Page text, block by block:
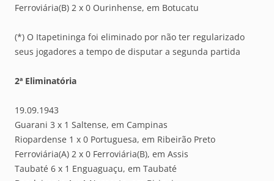
Ferroviária(B) 2 x 0 Ourinhense, em Botucatu
(*) O Itapetininga foi eliminado por não ter regularizado
seus jogadores a tempo de disputar a segunda partida
2ª Eliminatória
19.09.1943
Guarani 3 x 1 Saltense, em Campinas
Riopardense 1 x 0 Portuguesa, em Ribeirão Preto
Ferroviária(A) 2 x 0 Ferroviária(B), em Assis
Taubaté 6 x 1 Enguaguaçu, em Taubaté